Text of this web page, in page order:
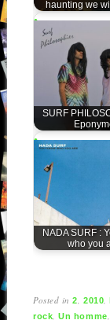
haunting we
SURF
NADA SURF :
who you
Posted in2 ,2010 ,
rock ,Un homme